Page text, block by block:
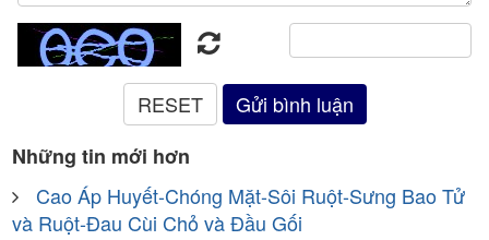
Những tin mới hơn
Cao Áp Huyết-Chóng Mặt-Sôi Ruột-Sưng Bao Tử
và Ruột-Đau Cùi Chỏ và Đầu Gối